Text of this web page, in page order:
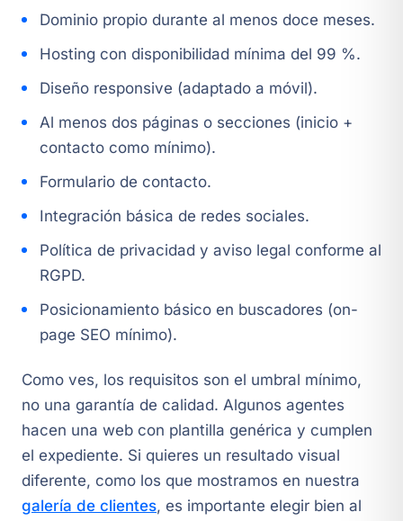
Dominio propio durante al menos doce meses.
Hosting con disponibilidad mínima del 99 %.
Diseño responsive (adaptado a móvil).
Al menos dos páginas o secciones (inicio +
contacto como mínimo).
Formulario de contacto.
Integración básica de redes sociales.
Política de privacidad y aviso legal conforme al
RGPD.
Posicionamiento básico en buscadores (on-
page SEO mínimo).
Como ves, los requisitos son el umbral mínimo,
no una garantía de calidad. Algunos agentes
hacen una web con plantilla genérica y cumplen
el expediente. Si quieres un resultado visual
diferente, como los que mostramos en nuestra
galería de clientes, es importante elegir bien al